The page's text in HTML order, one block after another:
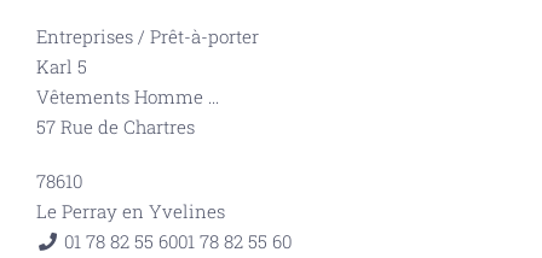
Entreprises / Prêt-à-porter
Karl 5
Vêtements Homme ...
57 Rue de Chartres
78610
Le Perray en Yvelines
01 78 82 55 6001 78 82 55 60